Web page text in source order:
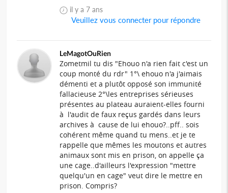
il y a 7 ans
Veuillez vous connecter pour répondre
LeMagotOuRien
Zometmil tu dis "Ehouo n'a rien fait c'est un
coup monté du rdr" 1°\ ehouo n'a j'aimais
démenti et a plutôt opposé son immunité
fallacieuse 2°\les entreprises sérieuses
présentes au plateau auraient-elles fourni
à l'audit de faux reçus gardés dans leurs
archives à cause de lui ehouo?..pff.. sois
cohérent même quand tu mens..et je te
rappelle que mêmes les moutons et autres
animaux sont mis en prison, on appelle ça
une cage..d'ailleurs l'expression "mettre
quelqu'un en cage" veut dire le mettre en
prison. Compris?